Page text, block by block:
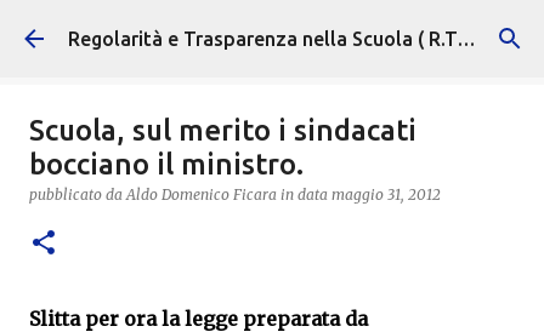
Passa ai contenuti principali Regolarità e Trasparenza nella Scuola ( R.T.S. )
Scuola, sul merito i sindacati
bocciano il ministro.
pubblicato daAldo Domenico Ficara in data maggio 31, 2012
Slitta per ora la legge preparata da